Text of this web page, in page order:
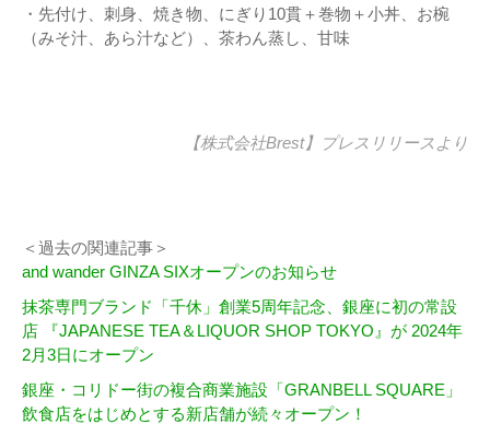
・先付け、刺身、焼き物、にぎり10貫＋巻物＋小丼、お椀
（みそ汁、あら汁など）、茶わん蒸し、甘味
【株式会社Brest】 プレスリリース より
＜過去の関連記事＞
and wander GINZA SIXオープンのお知らせ
抹茶専門ブランド「千休」創業5周年記念、銀座に初の常設
店 『JAPANESE TEA＆LIQUOR SHOP TOKYO』が 2024年
2月3日にオープン
銀座・コリドー街の複合商業施設「GRANBELL SQUARE」
飲食店をはじめとする新店舗が続々オープン！